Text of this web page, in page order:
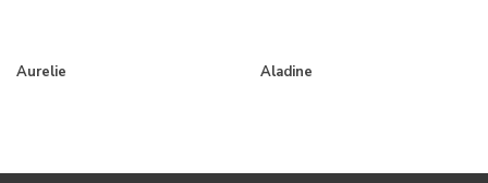
Aurelie Aladine